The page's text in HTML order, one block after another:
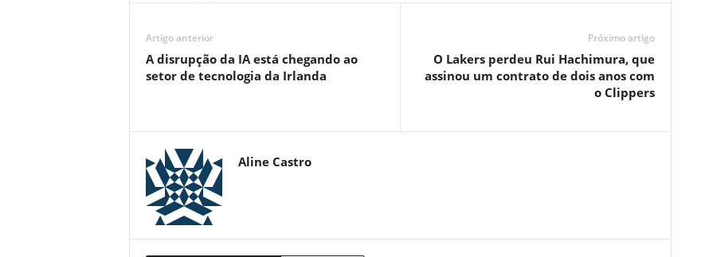
Artigo anterior
A disrupção da IA ​​está chegando ao
setor de tecnologia da Irlanda
Próximo artigo
O Lakers perdeu Rui Hachimura, que
assinou um contrato de dois anos com
o Clippers
Aline Castro